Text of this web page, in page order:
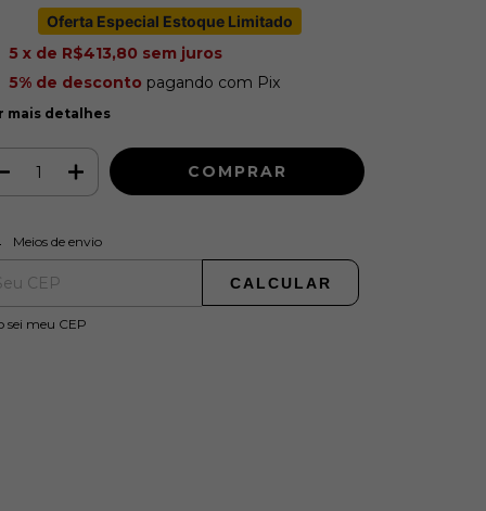
Oferta Especial Estoque Limitado
5 x de R$413,80 sem juros
5% de desconto pagando com Pix
mais detalhes
para o CEP:
Meios de envio
CALCULAR
sei meu CEP